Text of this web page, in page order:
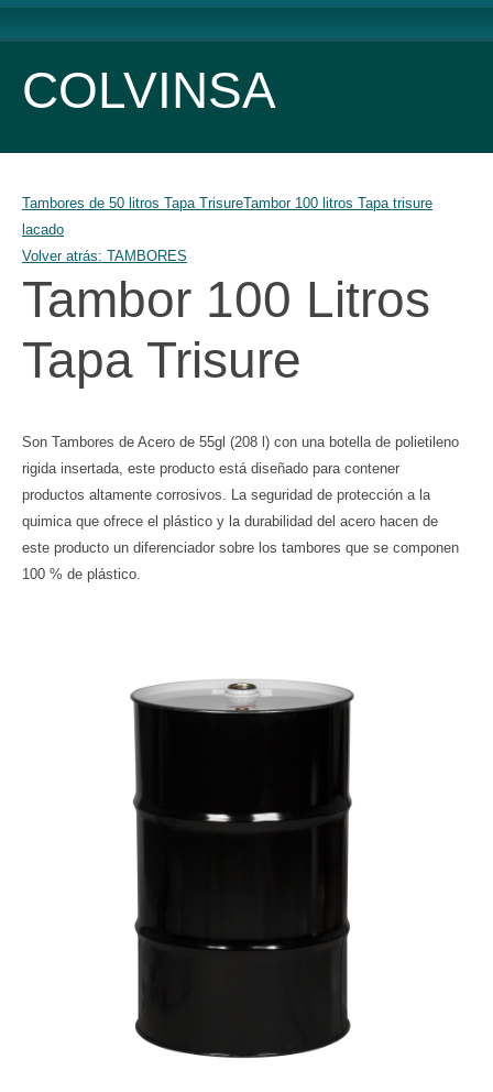
COLVINSA
Tambores de 50 litros Tapa TrisureTambor 100 litros Tapa trisure
lacado
Volver atrás: TAMBORES
Tambor 100 Litros
Tapa Trisure
Son Tambores de Acero de 55gl (208 l) con una botella de polietileno
rigida insertada, este producto está diseñado para contener
productos altamente corrosivos. La seguridad de protección a la
quimica que ofrece el plástico y la durabilidad del acero hacen de
este producto un diferenciador sobre los tambores que se componen
100 % de plástico.